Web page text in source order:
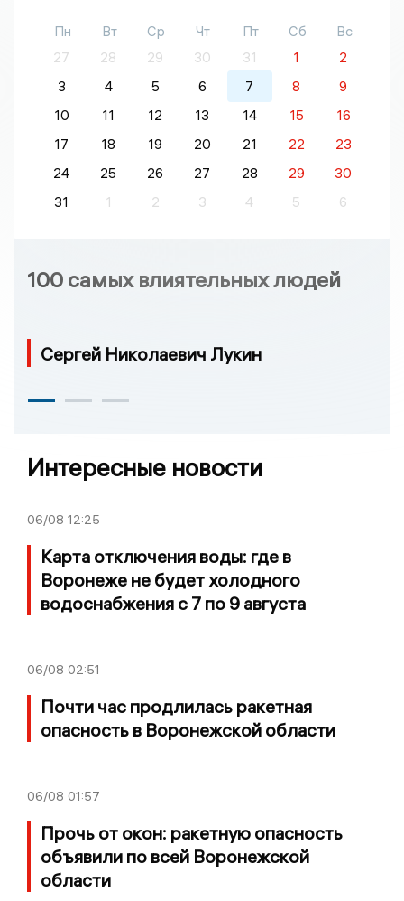
Пн Вт Ср Чт Пт Сб
Вс
27
28 29 30 31 1
2
3
4 5 6 7 8
9
10
11 12 13 14 15
16
17
18 19 20 21 22
23
24
25 26 27 28 29
30
31
1 2 3 4 5 6
100 самых влиятельных людей
Сергей Николаевич Лукин
Интересные новости
06/08 12:25
Карта отключения воды: где в
Воронеже не будет холодного
водоснабжения с 7 по 9 августа
06/08 02:51
Почти час продлилась ракетная
опасность в Воронежской области
06/08 01:57
Прочь от окон: ракетную опасность
объявили по всей Воронежской
области